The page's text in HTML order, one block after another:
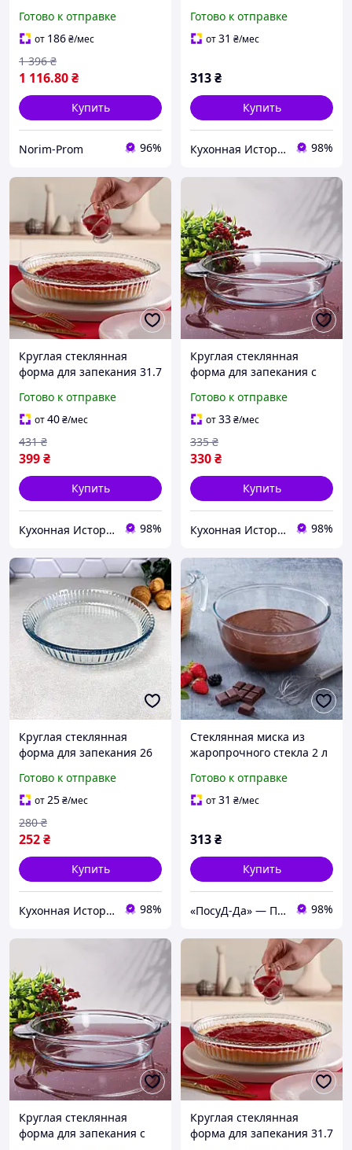
ковш 1.8 л
Готово к отправке
от 186₴/мес
1 116.80₴
1 396 ₴
Купить
Norim-Prom 96%
Готово к отправке
от31 ₴/мес
313₴
Купить
Кухонная История - товары для кухни и дома 98%
Круглая стеклянная
форма для запекания 31.7
посуда
Готово к отправке
от40₴/мес
399₴
431 ₴
Купить
Кухонная История - товары для кухни и дома 98%
Круглая стеклянная
форма для запекания с
жаропрочная посуда
Готово к отправке
от33₴/мес
330₴
335 ₴
Купить
Кухонная История - товары для кухни и дома 98%
Круглая стеклянная
форма для запекания 26
посуда
Готово к отправке
от25₴/мес
252₴
280 ₴
Купить
Кухонная История - товары для кухни и дома 98%
Стеклянная миска из
жаропрочного стекла 2 л
Готово к отправке
от31 ₴/мес
313₴
Купить
«ПосуД-Да» — Посуда, Подарки, Товары для дома 98%
Круглая стеклянная
форма для запекания с
Круглая стеклянная
форма для запекания 31.7